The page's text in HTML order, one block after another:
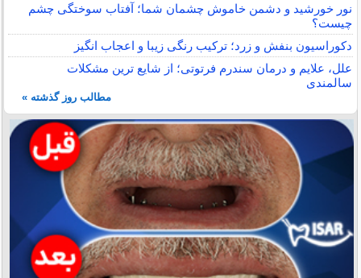
نور خورشید و دشمن خاموش چشمان شما؛ آفتاب سوختگی چشم
چیست؟
دکوراسیون بنفش و زرد؛ ترکیب رنگی زیبا و اعجاب انگیز
علل، علایم و درمان سندرم فرتوتی؛ از شایع ترین مشکلات
سالمندی
مطالب روز گذشته »